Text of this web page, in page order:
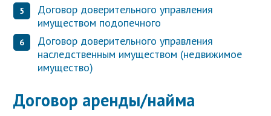
Договор доверительного управления
имуществом подопечного
Договор доверительного управления
наследственным имуществом (недвижимое
имущество)
Договор аренды/найма